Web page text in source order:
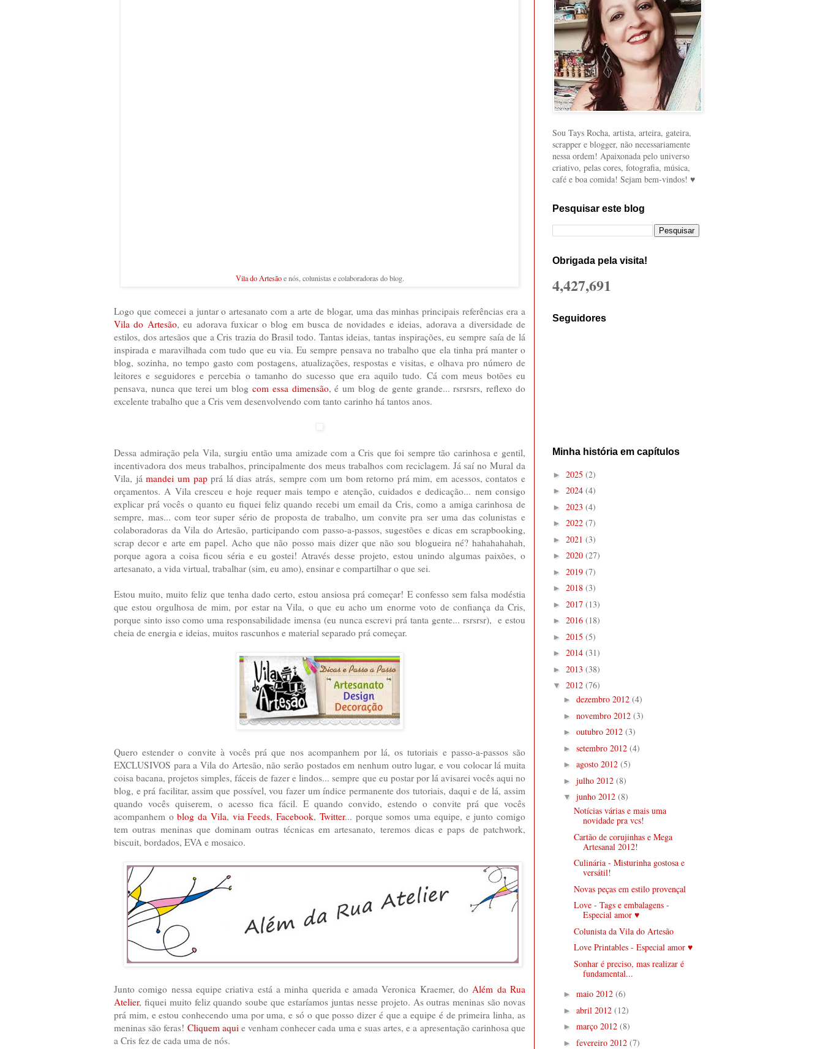
Vila do Artesãoe nós, colunistas e colaboradoras do blog.
Logo que comecei a juntar o artesanato com a arte de blogar, uma das minhas principais referências era a
Vila do Artesão, eu adorava fuxicar o blog em busca de novidades e ideias, adorava a diversidade de
estilos, dos artesãos que a Cris trazia do Brasil todo. Tantas ideias, tantas inspirações, eu sempre saía de lá
inspirada e maravilhada com tudo que eu via. Eu sempre pensava no trabalho que ela tinha prá manter o
blog, sozinha, no tempo gasto com postagens, atualizações, respostas e visitas, e olhava pro número de
leitores e seguidores e percebia o tamanho do sucesso que era aquilo tudo. Cá com meus botões eu
pensava, nunca que terei um blog com essa dimensão, é um blog de gente grande... rsrsrsrs, reflexo do
excelente trabalho que a Cris vem desenvolvendo com tanto carinho há tantos anos.
Dessa admiração pela Vila, surgiu então uma amizade com a Cris que foi sempre tão carinhosa e gentil,
incentivadora dos meus trabalhos, principalmente dos meus trabalhos com reciclagem. Já saí no Mural da
Vila, jámandei um papprá lá dias atrás, sempre com um bom retorno prá mim, em acessos, contatos e
orçamentos. A Vila cresceu e hoje requer mais tempo e atenção, cuidados e dedicação... nem consigo
explicar prá vocês o quanto eu fiquei feliz quando recebi um email da Cris, como a amiga carinhosa de
sempre, mas... com teor super sério de proposta de trabalho, um convite pra ser uma das colunistas e
colaboradoras da Vila do Artesão, participando com passo-a-passos, sugestões e dicas em scrapbooking,
scrap decor e arte em papel. Acho que não posso mais dizer que não sou blogueira né? hahahahahah,
porque agora a coisa ficou séria e eu gostei! Através desse projeto, estou unindo algumas paixões, o
artesanato, a vida virtual, trabalhar (sim, eu amo), ensinar e compartilhar o que sei.
Estou muito, muito feliz que tenha dado certo, estou ansiosa prá começar! E confesso sem falsa modéstia
que estou orgulhosa de mim, por estar na Vila, o que eu acho um enorme voto de confiança da Cris,
porque sinto isso como uma responsabilidade imensa (eu nunca escrevi prá tanta gente... rsrsrsr), e estou
cheia de energia e ideias, muitos rascunhos e material separado prá começar.
Quero estender o convite à vocês prá que nos acompanhem por lá, os tutoriais e passo-a-passos são
EXCLUSIVOS para a Vila do Artesão, não serão postados em nenhum outro lugar, e vou colocar lá muita
coisa bacana, projetos simples, fáceis de fazer e lindos... sempre que eu postar por lá avisarei vocês aqui no
blog, e prá facilitar, assim que possível, vou fazer um índice permanente dos tutoriais, daqui e de lá, assim
quando vocês quiserem, o acesso fica fácil. E quando convido, estendo o convite prá que vocês
acompanhem oblog da Vila, via Feeds,Facebook, Twitter... porque somos uma equipe, e junto comigo
tem outras meninas que dominam outras técnicas em artesanato, teremos dicas e paps de patchwork,
biscuit, bordados, EVA e mosaico.
Junto comigo nessa equipe criativa está a minha querida e amada Veronica Kraemer, do Além da Rua
Atelier, fiquei muito feliz quando soube que estaríamos juntas nesse projeto. As outras meninas são novas
prá mim, e estou conhecendo uma por uma, e só o que posso dizer é que a equipe é de primeira linha, as
meninas são feras! Cliquem aqui e venham conhecer cada uma e suas artes, e a apresentação carinhosa que
a Cris fez de cada uma de nós.
Sou Tays Rocha, artista, arteira, gateira,
scrapper e blogger, não necessariamente
nessa ordem! Apaixonada pelo universo
criativo, pelas cores, fotografia, música,
café e boa comida! Sejam bem-vindos! ♥
Pesquisar este blog
Obrigada pela visita!
4,427,691
Seguidores
Minha história em capítulos
► 2025 (2)
► 2024 (4)
► 2023 (4)
► 2022 (7)
► 2021 (3)
► 2020 (27)
► 2019 (7)
► 2018 (3)
► 2017 (13)
► 2016 (18)
► 2015 (5)
► 2014 (31)
► 2013 (38)
▼ 2012 (76)
► dezembro 2012 (4)
► novembro 2012 (3)
► outubro 2012 (3)
► setembro 2012 (4)
► agosto 2012 (5)
► julho 2012 (8)
▼ junho 2012 (8)
Notícias várias e mais uma
novidade pra vcs!
Cartão de corujinhas e Mega
Artesanal 2012!
Culinária - Misturinha gostosa e
versátil!
Novas peças em estilo provençal
Love - Tags e embalagens -
Especial amor ♥
Colunista da Vila do Artesão
Love Printables - Especial amor ♥
Sonhar é preciso, mas realizar é
fundamental...
► maio 2012 (6)
► abril 2012 (12)
► março 2012 (8)
► fevereiro 2012 (7)